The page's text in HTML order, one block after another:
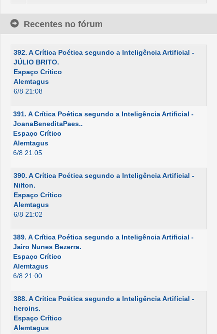
Recentes no fórum
392. A Crítica Poética segundo a Inteligência Artificial -
JÚLIO BRITO.
Espaço Crítico
Alemtagus
6/8 21:08
391. A Crítica Poética segundo a Inteligência Artificial -
JoanaBeneditaPaes..
Espaço Crítico
Alemtagus
6/8 21:05
390. A Crítica Poética segundo a Inteligência Artificial -
Nilton.
Espaço Crítico
Alemtagus
6/8 21:02
389. A Crítica Poética segundo a Inteligência Artificial -
Jairo Nunes Bezerra.
Espaço Crítico
Alemtagus
6/8 21:00
388. A Crítica Poética segundo a Inteligência Artificial -
heroins.
Espaço Crítico
Alemtagus